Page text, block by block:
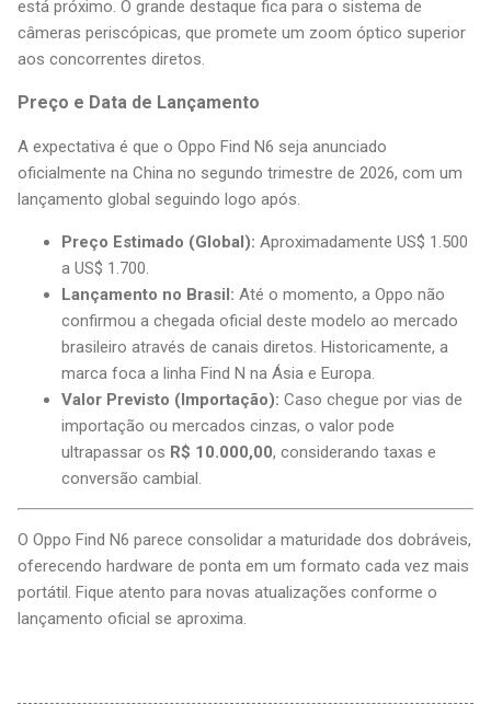
está próximo. O grande destaque fica para o sistema de
câmeras periscópicas, que promete um zoom óptico superior
aos concorrentes diretos.
Preço e Data de Lançamento
A expectativa é que o Oppo Find N6 seja anunciado
oficialmente na China no segundo trimestre de 2026, com um
lançamento global seguindo logo após.
Preço Estimado (Global): Aproximadamente US$ 1.500
a US$ 1.700.
Lançamento no Brasil: Até o momento, a Oppo não
confirmou a chegada oficial deste modelo ao mercado
brasileiro através de canais diretos. Historicamente, a
marca foca a linha Find N na Ásia e Europa.
Valor Previsto (Importação): Caso chegue por vias de
importação ou mercados cinzas, o valor pode
ultrapassar os R$ 10.000,00, considerando taxas e
conversão cambial.
O Oppo Find N6 parece consolidar a maturidade dos dobráveis,
oferecendo hardware de ponta em um formato cada vez mais
portátil. Fique atento para novas atualizações conforme o
lançamento oficial se aproxima.